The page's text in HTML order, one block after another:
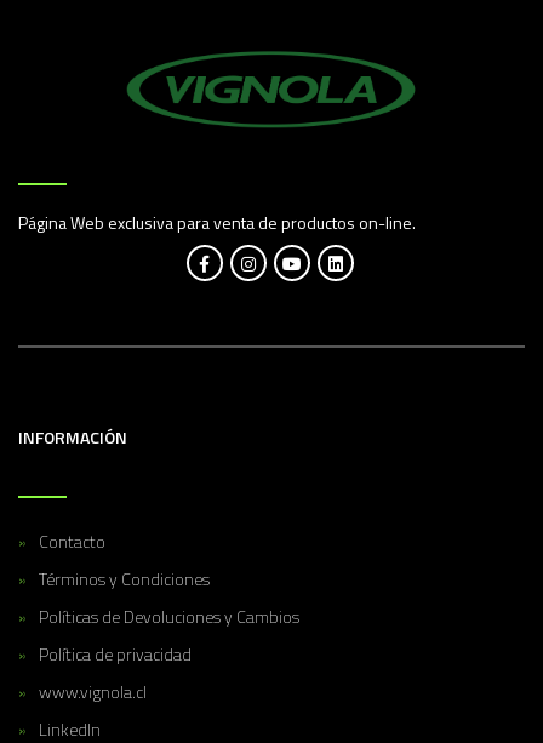
Página Web exclusiva para venta de productos on-line.
INFORMACIÓN
Contacto
Términos y Condiciones
Políticas de Devoluciones y Cambios
Política de privacidad
www.vignola.cl
LinkedIn